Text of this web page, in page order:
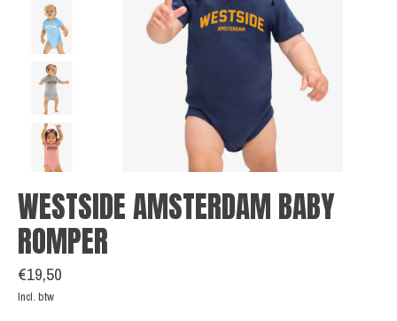
WESTSIDE AMSTERDAM BABY
ROMPER
€19,50
Incl. btw